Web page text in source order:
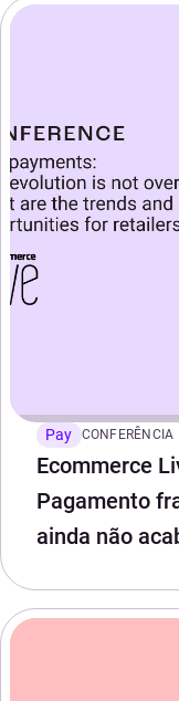
Pay CONFERÊNCIA
Ecommerce
Pagamento
ainda não